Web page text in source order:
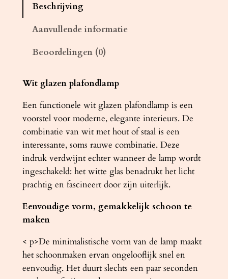
E
I
L
I
O
a
a
n
a
l
Beschrijving
Aanvullende informatie
Beoordelingen (0)
Wit glazen plafondlamp
Een functionele wit glazen plafondlamp is een
voorstel voor moderne, elegante interieurs. De
combinatie van wit met hout of staal is een
interessante, soms rauwe combinatie. Deze
indruk verdwijnt echter wanneer de lamp wordt
ingeschakeld: het witte glas benadrukt het licht
prachtig en fascineert door zijn uiterlijk.
Eenvoudige vorm, gemakkelijk schoon te
maken
< p>De minimalistische vorm van de lamp maakt
het schoonmaken ervan ongelooflijk snel en
eenvoudig. Het duurt slechts een paar seconden